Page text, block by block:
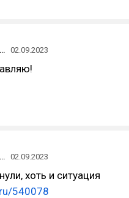
Яндекс.Еда: заказ не доставили, деньги не вернули, поддержка не работает 02.09.2023
Яндекс.Еда: заказ не доставили, деньги не вернули, поддержка не работает 02.09.2023
хоть и ситуация
540078